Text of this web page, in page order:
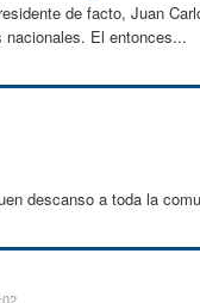
de facto, Juan
nacionales. El entonces...
descanso a toda la